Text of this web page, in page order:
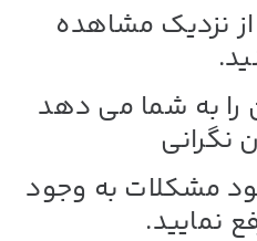
از نزدیک مشاهده
را به شما می دهد
نگرانی
مشکلات به وجود
نمایید.